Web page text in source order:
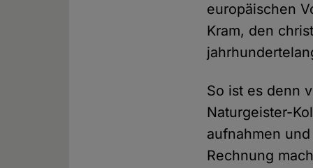
europäischen
Kram, den
So ist es denn
Naturgeister-
aufnahmen
Rechnung